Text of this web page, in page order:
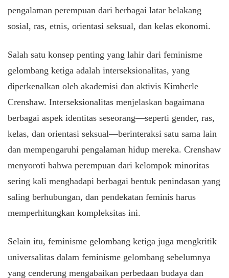
pengalaman perempuan dari berbagai latar belakang
sosial, ras, etnis, orientasi seksual, dan kelas ekonomi.
Salah satu konsep penting yang lahir dari feminisme
gelombang ketiga adalah interseksionalitas, yang
diperkenalkan oleh akademisi dan aktivis Kimberle
Crenshaw. Interseksionalitas menjelaskan bagaimana
berbagai aspek identitas seseorang—seperti gender, ras,
kelas, dan orientasi seksual—berinteraksi satu sama lain
dan mempengaruhi pengalaman hidup mereka. Crenshaw
menyoroti bahwa perempuan dari kelompok minoritas
sering kali menghadapi berbagai bentuk penindasan yang
saling berhubungan, dan pendekatan feminis harus
memperhitungkan kompleksitas ini.
Selain itu, feminisme gelombang ketiga juga mengkritik
universalitas dalam feminisme gelombang sebelumnya
yang cenderung mengabaikan perbedaan budaya dan